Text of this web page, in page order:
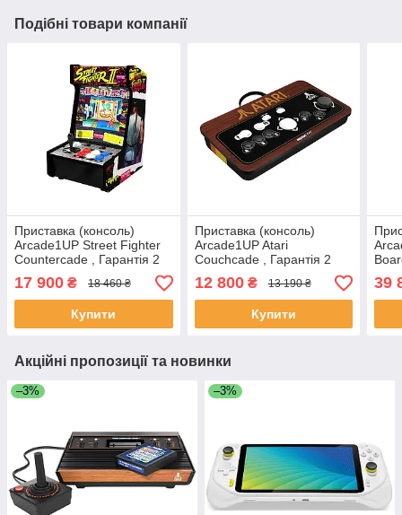
Подібні товари компанії
Приставка (консоль)
Arcade1UP Street Fighter
Countercade , Гарантія 2
роки
17 900 ₴ 18 460 ₴
Купити
Приставка (консоль)
Arcade1UP Atari
Couchcade , Гарантія 2
роки
12 800₴ 13 190 ₴
Купити
39
Акційні пропозиції та новинки
–3% –3%